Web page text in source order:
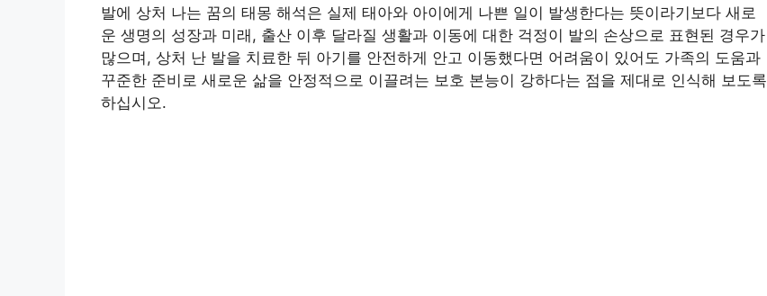
발에 상처 나는 꿈의 태몽 해석은 실제 태아와 아이에게 나쁜 일이 발생한다는 뜻이라기보다 새로
운 생명의 성장과 미래, 출산 이후 달라질 생활과 이동에 대한 걱정이 발의 손상으로 표현된 경우가
많으며, 상처 난 발을 치료한 뒤 아기를 안전하게 안고 이동했다면 어려움이 있어도 가족의 도움과
꾸준한 준비로 새로운 삶을 안정적으로 이끌려는 보호 본능이 강하다는 점을 제대로 인식해 보도록
하십시오.